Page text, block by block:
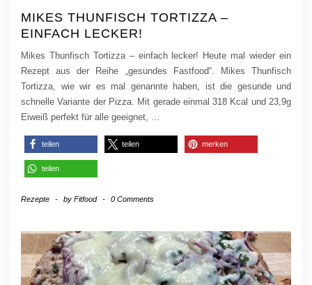
MIKES THUNFISCH TORTIZZA –
EINFACH LECKER!
Mikes Thunfisch Tortizza – einfach lecker! Heute mal wieder ein
Rezept aus der Reihe „gesundes Fastfood“. Mikes Thunfisch
Tortizza, wie wir es mal genannte haben, ist die gesunde und
schnelle Variante der Pizza. Mit gerade einmal 318 Kcal und 23,9g
Eiweiß perfekt für alle geeignet, …
teilen teilen merken
teilen
Rezepte - by Fitfood - 0 Comments